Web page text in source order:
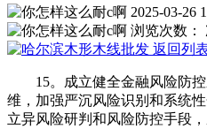
2025-03-26
浏览次数：
返回列
15。成立健全金融风险防控
维，加强严沉风险识别和系统
立异风险研判和风险防控手段